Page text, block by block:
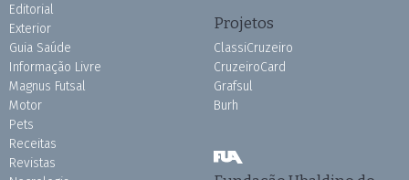
Editorial
Exterior
Guia Saúde
Informação Livre
Magnus Futsal
Motor
Pets
Receitas
Revistas
Projetos
ClassiCruzeiro
CruzeiroCard
Grafsul
Burh